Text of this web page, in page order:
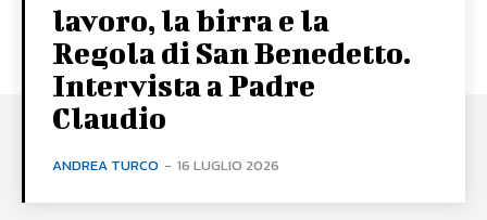
lavoro, la birra e la
Regola di San Benedetto.
Intervista a Padre
Claudio
ANDREA TURCO - 16 LUGLIO 2026